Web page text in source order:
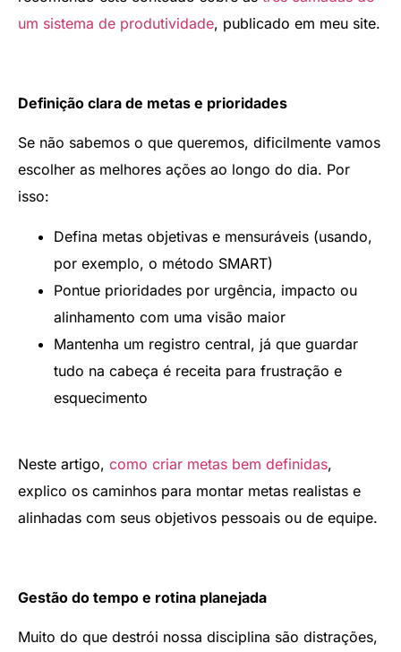
um sistema de produtividade, publicado em meu site.
Definição clara de metas e prioridades
Se não sabemos o que queremos, dificilmente vamos
escolher as melhores ações ao longo do dia. Por
isso:
Defina metas objetivas e mensuráveis (usando,
por exemplo, o método SMART)
Pontue prioridades por urgência, impacto ou
alinhamento com uma visão maior
Mantenha um registro central, já que guardar
tudo na cabeça é receita para frustração e
esquecimento
Neste artigo, como criar metas bem definidas,
explico os caminhos para montar metas realistas e
alinhadas com seus objetivos pessoais ou de equipe.
Gestão do tempo e rotina planejada
Muito do que destrói nossa disciplina são distrações,